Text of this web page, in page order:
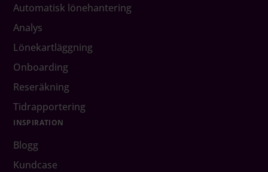
Automatisk lönehantering
Analys
Lönekartläggning
Onboarding
Reseräkning
Tidrapportering
INSPIRATION
Blogg
Kundcase